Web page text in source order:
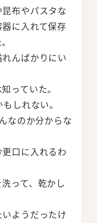
布やパスタな
に入れて保存
んばかりにい
っていた。
しれない。
なのか分からな
口に入れるわ
って、乾かし
ようだったけ